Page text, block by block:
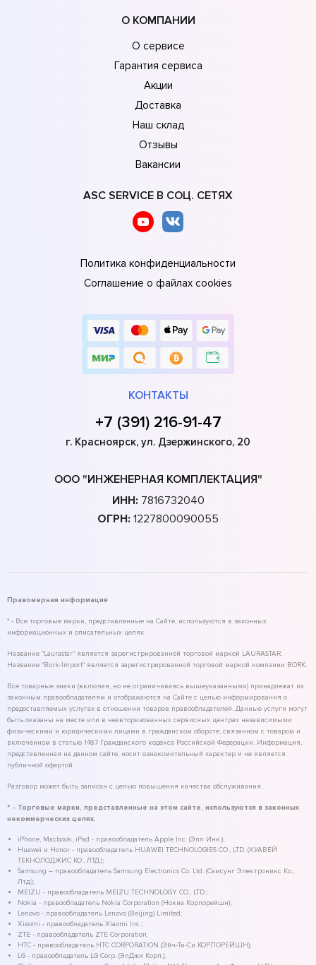
О КОМПАНИИ
О сервисе
Гарантия сервиса
Акции
Доставка
Наш склад
Отзывы
Вакансии
ASC SERVICE В СОЦ. СЕТЯХ
Политика конфиденциальности
Соглашение о файлах cookies
КОНТАКТЫ
+7 (391) 216-91-47
г. Красноярск, ул. Дзержинского, 20
ООО "ИНЖЕНЕРНАЯ КОМПЛЕКТАЦИЯ"
ИНН: 7816732040
ОГРН: 1227800090055
Правомерная информация
* - Все торговые марки, представленные на Сайте, используются в законных
информационных и описательных целях.
Название "Laurastar" является зарегистрированной торговой маркой LAURASTAR.
Название "Bork-Import" является зарегистрированной торговой маркой компании BORK.
Все товарные знаки (включая, но не ограничиваясь вышеуказанными) принадлежат их
законным правообладателям и отображаются на Сайте с целью информирования о
предоставляемых услугах в отношении товаров правообладателей. Данные услуги могут
быть оказаны на месте или в неавторизованных сервисных центрах независимыми
физическими и юридическими лицами в гражданском обороте, связанном с товаром и
включенном в статью 1487 Гражданского кодекса Российской Федерации. Информация,
представленная на данном сайте, носит ознакомительный характер и не является
публичной офертой.
Разговор может быть записан с целью повышения качества обслуживания.
* - Торговые марки, представленные на этом сайте, используются в законных
некоммерческих целях.
iPhone, Macbook, iPad - правообладатель Apple Inc. (Эпл Инк.);
Huawei и Honor - правообладатель HUAWEI TECHNOLOGIES CO., LTD. (ХУАВЕЙ
ТЕКНОЛОДЖИС КО., ЛТД.);
Samsung – правообладатель Samsung Electronics Co. Ltd. (Самсунг Электроникс Ко.,
Лтд.);
MEIZU - правообладатель MEIZU TECHNOLOGY CO., LTD.;
Nokia - правообладатель Nokia Corporation (Нокиа Корпорейшн);
Lenovo - правообладатель Lenovo (Beijing) Limited;
Xiaomi - правообладатель Xiaomi Inc.;
ZTE - правообладатель ZTE Corporation;
HTC - правообладатель HTC CORPORATION (Эйч-Ти-Си КОРПОРЕЙШН);
LG - правообладатель LG Corp. (ЭлДжи Корп.);